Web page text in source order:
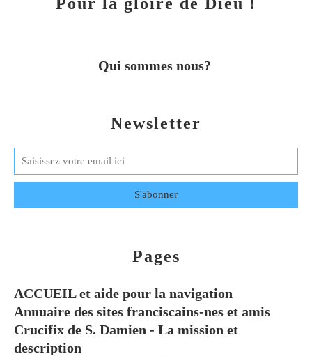
Newsletter
Pages
ACCUEIL et aide pour la navigation
Annuaire des sites franciscains-nes et amis
Crucifix de S. Damien - La mission et
description
Qui sommes nous?